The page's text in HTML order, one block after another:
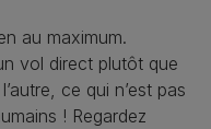
au maximum.
vol direct plutôt que
ce qui n’est pas
! Regardez